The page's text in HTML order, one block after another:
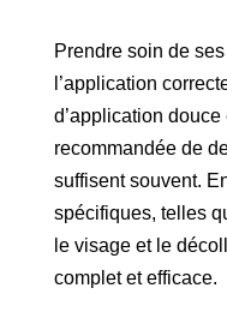
Prendre soin de
l’application
d’application
recommandée de
suffisent souvent.
spécifiques, telles
le visage et le
complet et efficace.